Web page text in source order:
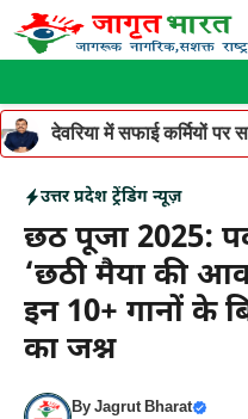
Skip
to
देवरिया में सफाई कर्मियों पर
उत्तर प्रदेश ट्रेंडिंग न्यूज़
छठ पूजा 2025:
‘छठी मैया की
इन 10+ गानों के
का जश्न
ByJagrut Bharat